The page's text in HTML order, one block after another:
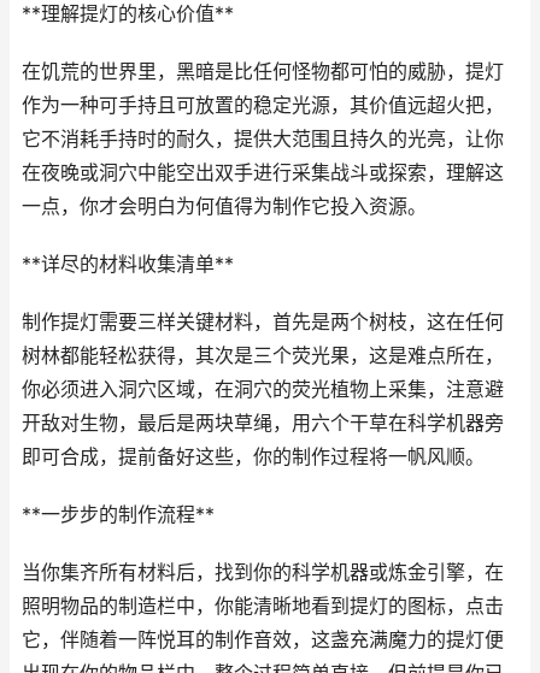
**理解提灯的核心价值**
在饥荒的世界里，黑暗是比任何怪物都可怕的威胁，提灯
作为一种可手持且可放置的稳定光源，其价值远超火把，
它不消耗手持时的耐久，提供大范围且持久的光亮，让你
在夜晚或洞穴中能空出双手进行采集战斗或探索，理解这
一点，你才会明白为何值得为制作它投入资源。
**详尽的材料收集清单**
制作提灯需要三样关键材料，首先是两个树枝，这在任何
树林都能轻松获得，其次是三个荧光果，这是难点所在，
你必须进入洞穴区域，在洞穴的荧光植物上采集，注意避
开敌对生物，最后是两块草绳，用六个干草在科学机器旁
即可合成，提前备好这些，你的制作过程将一帆风顺。
**一步步的制作流程**
当你集齐所有材料后，找到你的科学机器或炼金引擎，在
照明物品的制造栏中，你能清晰地看到提灯的图标，点击
它，伴随着一阵悦耳的制作音效，这盏充满魔力的提灯便